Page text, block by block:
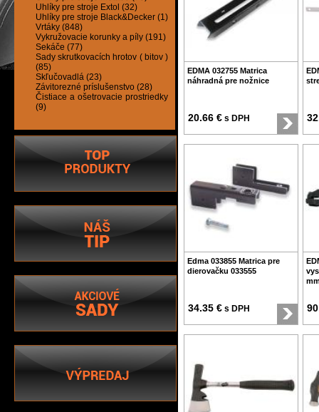
Uhlíky pre stroje Extol (32)
Uhlíky pre stroje Black&Decker (1)
Vrtáky (848)
Vykružovacie korunky a píly (191)
Sekáče (77)
Sady skrutkovacích hrotov ( bitov )
(85)
Skľučovadlá (23)
Závitorezné príslušenstvo (28)
Čistiace a ošetrovacie prostriedky
(9)
EDMA 032755 Matrica
náhradná pre nožnice
20.66 € s DPH
Edma 033855 Matrica pre
dierovačku 033555
34.35 € s DPH